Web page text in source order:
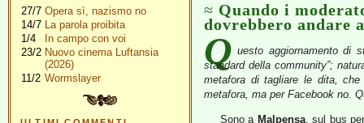
27/7 Opera sì, nazismo no
14/7 La parola proibita
1/4
In campo con voi
23/2 Nuovo cinema Luftansia
(2026)
11/2 Wormslayer
Quando i
dovrebbero andare
Q uesto aggiornamento di
standard della community”;
metafora di tagliare le dita,
metafora, ma per Facebook no.
Sono a Malpensa, sul bus